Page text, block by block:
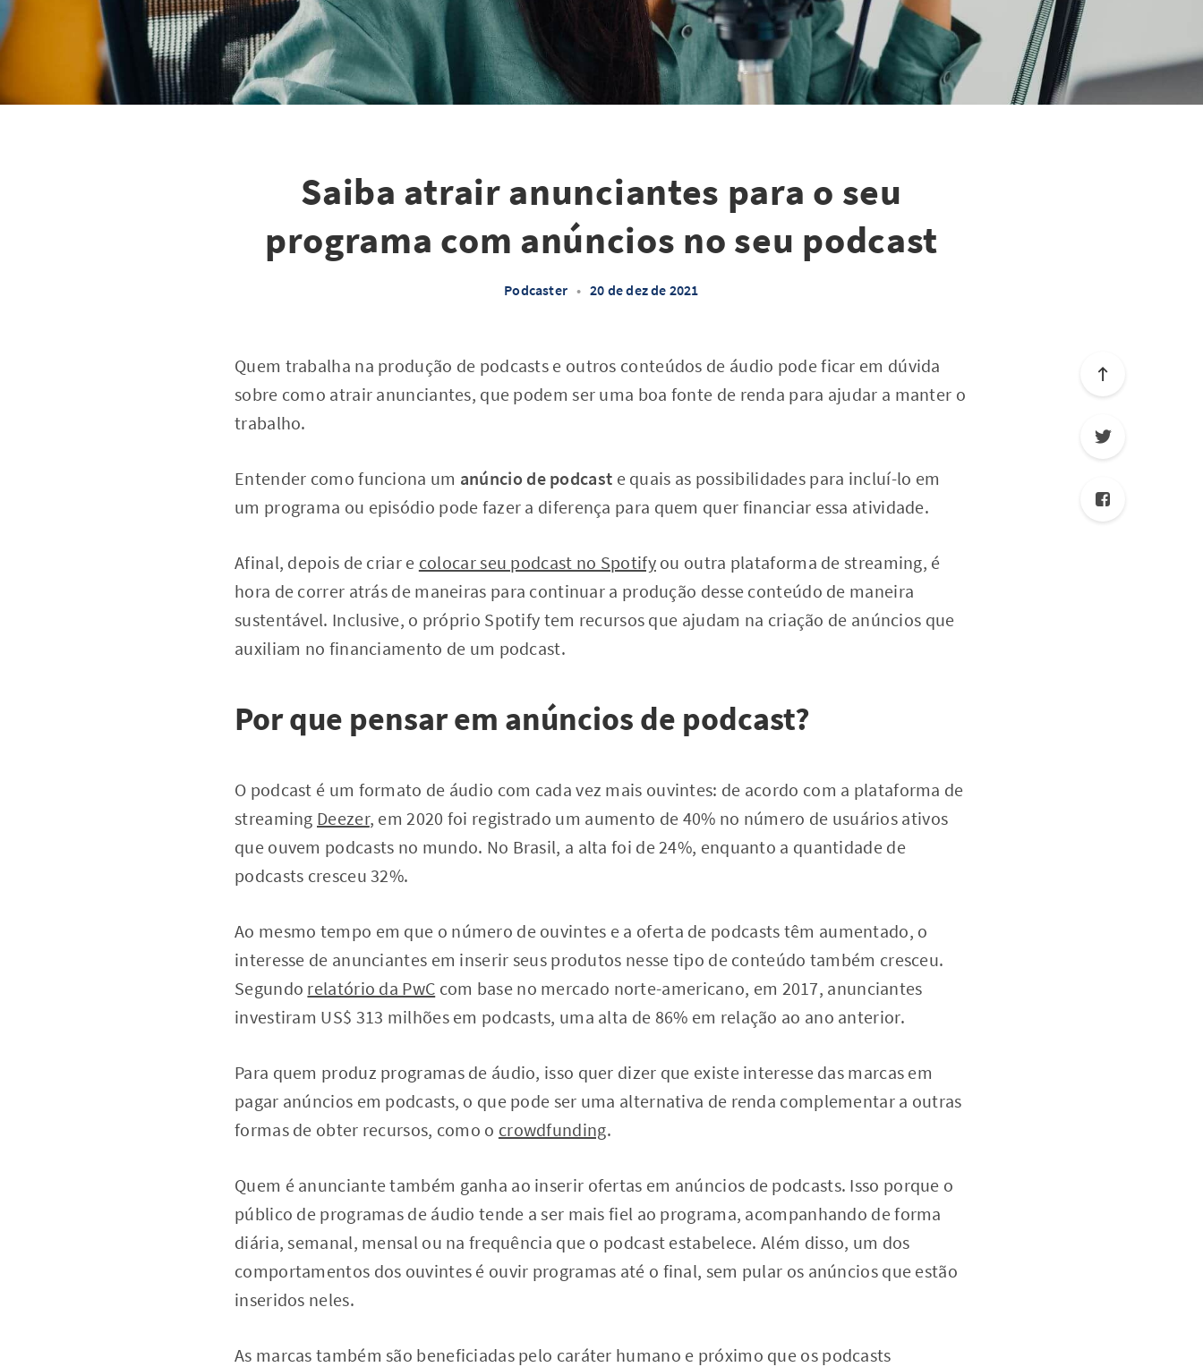
Saiba atrair anunciantes para o seu
programa com anúncios no seu podcast
Podcaster • 20 de dez de 2021
Quem trabalha na produção de podcasts e outros conteúdos de áudio pode ficar em dúvida
sobre como atrair anunciantes, que podem ser uma boa fonte de renda para ajudar a manter o
trabalho.
Entender como funciona um anúncio de podcast e quais as possibilidades para incluí-lo em
um programa ou episódio pode fazer a diferença para quem quer financiar essa atividade.
Afinal, depois de criar e colocar seu podcast no Spotifyou outra plataforma de streaming, é
hora de correr atrás de maneiras para continuar a produção desse conteúdo de maneira
sustentável. Inclusive, o próprio Spotify tem recursos que ajudam na criação de anúncios que
auxiliam no financiamento de um podcast.
Por que pensar em anúncios de podcast?
O podcast é um formato de áudio com cada vez mais ouvintes: de acordo com a plataforma de
streaming Deezer, em 2020 foi registrado um aumento de 40% no número de usuários ativos
que ouvem podcasts no mundo. No Brasil, a alta foi de 24%, enquanto a quantidade de
podcasts cresceu 32%.
Ao mesmo tempo em que o número de ouvintes e a oferta de podcasts têm aumentado, o
interesse de anunciantes em inserir seus produtos nesse tipo de conteúdo também cresceu.
Segundo relatório da PwC com base no mercado norte-americano, em 2017, anunciantes
investiram US$ 313 milhões em podcasts, uma alta de 86% em relação ao ano anterior.
Para quem produz programas de áudio, isso quer dizer que existe interesse das marcas em
pagar anúncios em podcasts, o que pode ser uma alternativa de renda complementar a outras
formas de obter recursos, como o crowdfunding.
Quem é anunciante também ganha ao inserir ofertas em anúncios de podcasts. Isso porque o
público de programas de áudio tende a ser mais fiel ao programa, acompanhando de forma
diária, semanal, mensal ou na frequência que o podcast estabelece. Além disso, um dos
comportamentos dos ouvintes é ouvir programas até o final, sem pular os anúncios que estão
inseridos neles.
As marcas também são beneficiadas pelo caráter humano e próximo que os podcasts